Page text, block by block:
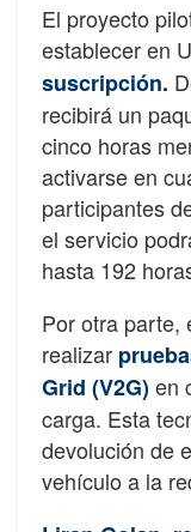
El proyecto
establecer en
suscripción.
recibirá un
cinco horas
activarse en
participantes
el servicio
hasta 192
Por otra parte,
realizar
Grid (V2G)en
carga. Esta
devolución de
vehículo a la